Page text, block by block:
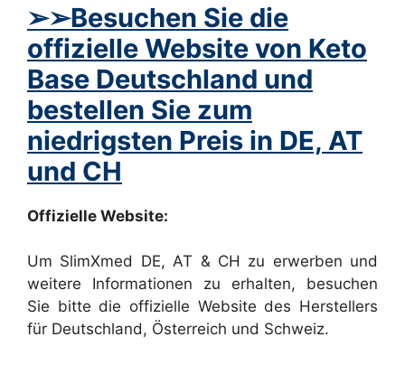
➢➢Besuchen Sie die
offizielle Website von Keto
Base Deutschland und
bestellen Sie zum
niedrigsten Preis in DE, AT
und CH
Offizielle Website:
Um SlimXmed DE, AT & CH zu erwerben und
weitere Informationen zu erhalten, besuchen
Sie bitte die offizielle Website des Herstellers
für Deutschland, Österreich und Schweiz.